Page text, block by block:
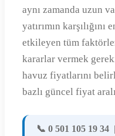
aynı zamanda uzun
yatırımın
etkileyen tüm
kararlar vermek
havuz fiyatlarını
bazlı güncel fiyat
📞 0 501 105 19 34